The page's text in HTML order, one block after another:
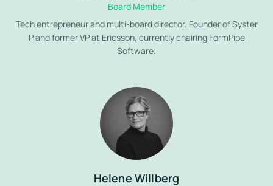
Board Member
Tech entrepreneur and multi-board director. Founder of Syster
P and former VP at Ericsson, currently chairing FormPipe
Software.
Helene Willberg